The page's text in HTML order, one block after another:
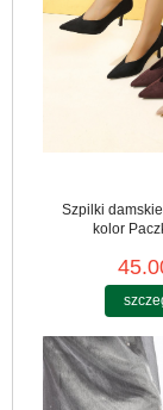
Szpilki
kolor